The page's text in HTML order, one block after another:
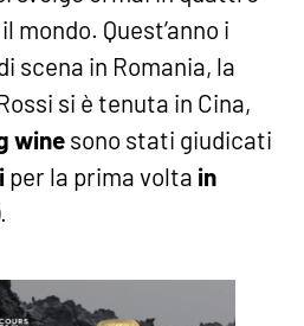
mondo. Quest’anno i
scena in Romania, la
si è tenuta in Cina,
wine sono stati giudicati
per la prima volta in